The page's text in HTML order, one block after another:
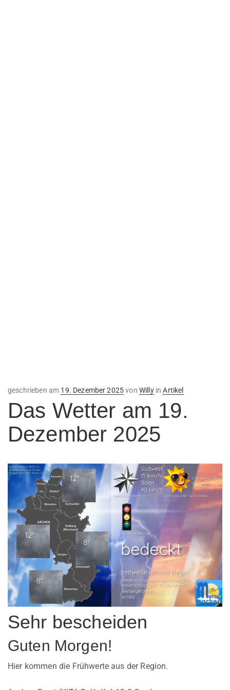
geschrieben am Veröffentlicht
am
19. Dezember 2025von WillyinArtikel
Das Wetter am 19.
Dezember 2025
Sehr bescheiden
Guten Morgen!
Hier kommen die Frühwerte aus der Region.